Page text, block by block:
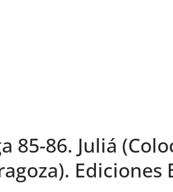
85-86. Juliá
Ediciones